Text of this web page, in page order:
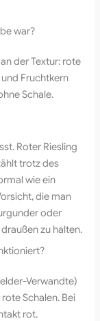
war?
der Textur: rote
Fruchtkern
Schale.
Roter Riesling
trotz des
wie ein
die man
oder
zu halten.
Verwandte)
Schalen. Bei
rot.